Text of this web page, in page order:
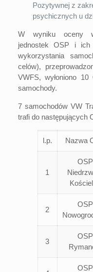
Pozytywnej z
psychicznych u
W wyniku oceny
jednostek OSP i ich
wykorzystania
celów),
VWFS, wyłoniono
samochody.
7 samochodów VW
trafi do następujących
l.p. Nazwa
1
OSP
2
OSP
3
OSP
OSP